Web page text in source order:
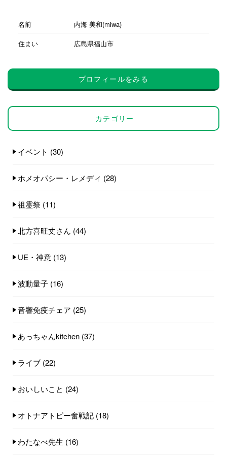
名前
内海 美和(miwa)
住まい
広島県福山市
プロフィールをみる
カテゴリー
イベント (30)
ホメオパシー・レメディ (28)
祖霊祭 (11)
北方喜旺丈さん (44)
UE・神意 (13)
波動量子 (16)
音響免疫チェア (25)
あっちゃんkitchen (37)
ライブ (22)
おいしいこと (24)
オトナアトピー奮戦記 (18)
わたなべ先生 (16)